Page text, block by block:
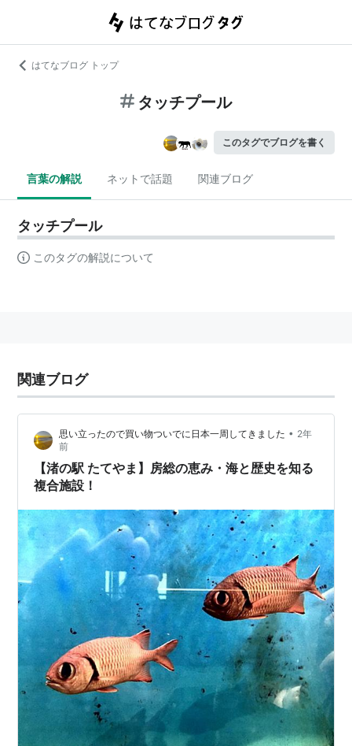
はてなブログ トップ
タッチプール
このタグでブログを書く
言葉の解説 ネットで話題 関連ブログ
タッチプール
このタグの解説について
関連ブログ
思い立ったので買い物ついでに日本一周してきました • 2年
前
【渚の駅 たてやま】房総の恵み・海と歴史を知る
複合施設！